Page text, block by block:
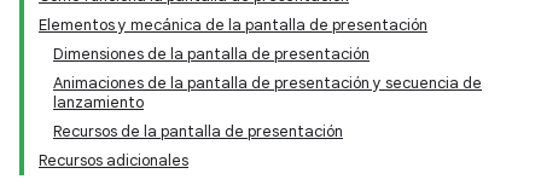
Elementos y mecánica de la pantalla de presentación
Dimensiones de la pantalla de presentación
Animaciones de la pantalla de presentación y secuencia de
lanzamiento
Recursos de la pantalla de presentación
Recursos adicionales